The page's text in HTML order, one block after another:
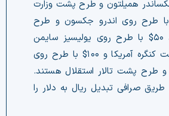
الکساندر همیلتون و طرح پشت وزارت
داری، ۲۰$ با طرح روی اندرو جکسون و طرح
پشت کاخ سفید، ۵۰$ با طرح روی یولیسیز سایمن
گرانت و طرح پشت کنگره آمریکا و ۱۰۰$ با طرح روی
و طرح پشت تالار استقلال هستند.
صرافی تبدیل ریال به دلار را